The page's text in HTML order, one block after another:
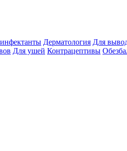
Дерматология Для
Для ушей Контрацептивы